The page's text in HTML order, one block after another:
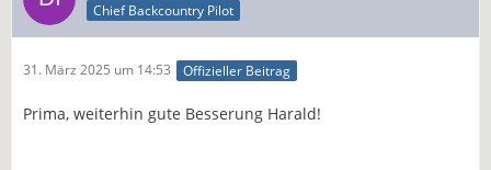
Chief Backcountry Pilot
31. März 2025 um 14:53 Offizieller Beitrag
Prima, weiterhin gute Besserung Harald!